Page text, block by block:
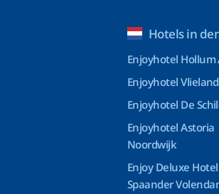
Hotels in
Enjoyhotel Hollum
Enjoyhotel Vlieland
Enjoyhotel De
Enjoyhotel Astoria
Noordwijk
Enjoy Deluxe Hotel
Spaander